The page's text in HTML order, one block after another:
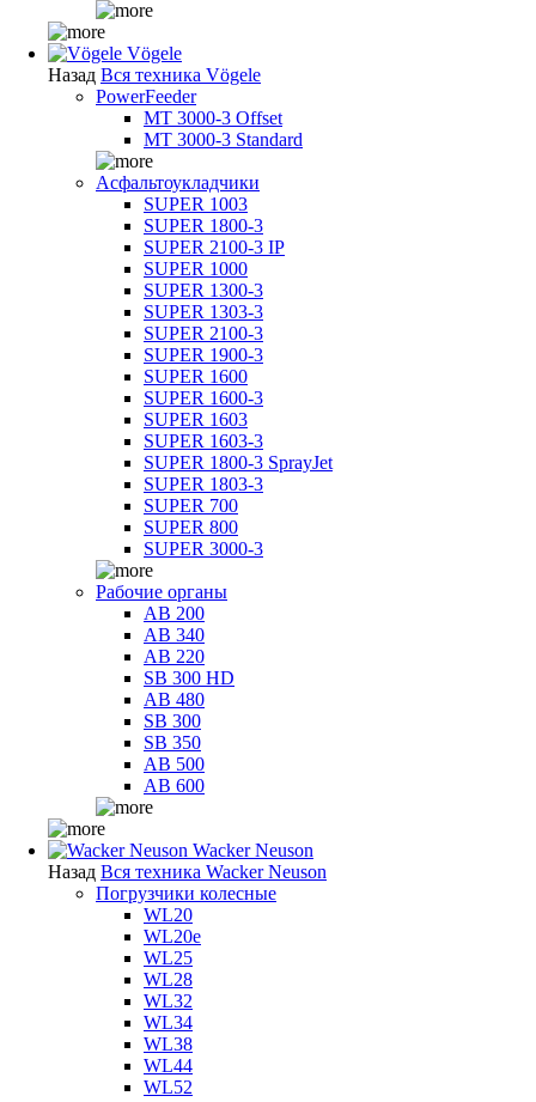
Vögele
Назад Вся техника Vögele
PowerFeeder
MT 3000-3 Offset
MT 3000-3 Standard
Асфальтоукладчики
SUPER 1003
SUPER 1800-3
SUPER 2100-3 IP
SUPER 1000
SUPER 1300-3
SUPER 1303-3
SUPER 2100-3
SUPER 1900-3
SUPER 1600
SUPER 1600-3
SUPER 1603
SUPER 1603-3
SUPER 1800-3 SprayJet
SUPER 1803-3
SUPER 700
SUPER 800
SUPER 3000-3
Рабочие органы
AB 200
AB 340
AB 220
SB 300 HD
AB 480
SB 300
SB 350
AB 500
AB 600
Wacker Neuson
Назад Вся техника Wacker Neuson
Погрузчики колесные
WL20
WL20e
WL25
WL28
WL32
WL34
WL38
WL44
WL52